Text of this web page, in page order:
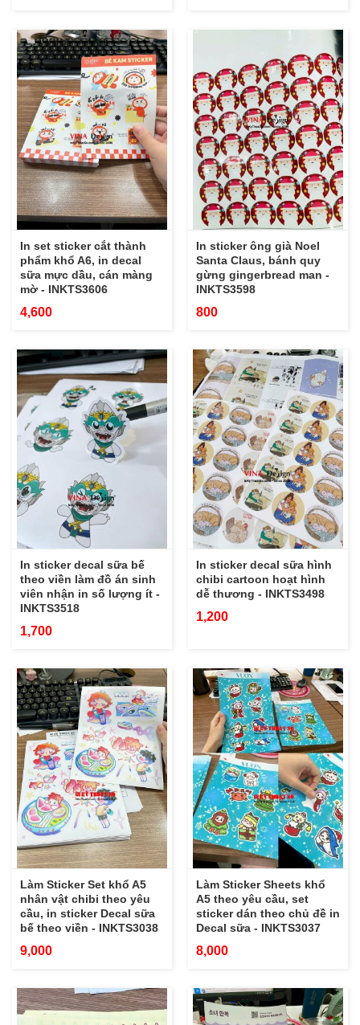
In set sticker cắt thành
phẩm khổ A6, in decal
sữa mực dầu, cán màng
mờ - INKTS3606
4,600
In sticker ông già Noel
Santa Claus, bánh quy
gừng gingerbread man -
INKTS3598
800
In sticker decal sữa bế
theo viền làm đồ án sinh
viên nhận in số lượng ít -
INKTS3518
1,700
In sticker decal sữa hình
chibi cartoon hoạt hình
dễ thương - INKTS3498
1,200
Làm Sticker Set khổ A5
nhân vật chibi theo yêu
cầu, in sticker Decal sữa
bế theo viền - INKTS3038
9,000
Làm Sticker Sheets khổ
A5 theo yêu cầu, set
sticker dán theo chủ đề in
Decal sữa - INKTS3037
8,000